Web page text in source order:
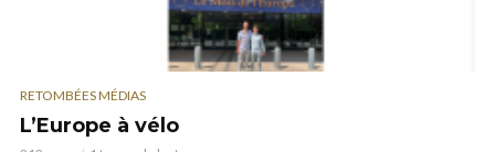
RETOMBÉES MÉDIAS
L’Europe à vélo